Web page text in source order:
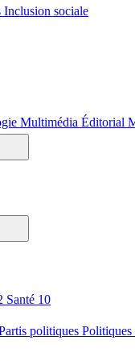
Inclusion sociale
Multimédia Éditorial
Santé 10
politiques Politiques